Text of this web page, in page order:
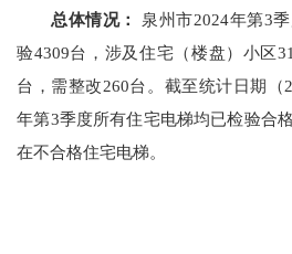
总体情况： 泉州市2024年第3
验4309台，涉及住宅（楼盘）小区
台，需整改260台。截至统计日期（
年第3季度所有住宅电梯均已检验合
在不合格住宅电梯。